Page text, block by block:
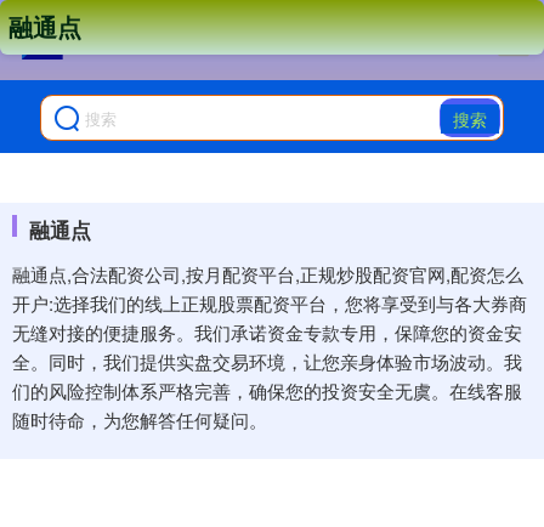
搜索
融通点
融通点,合法配资公司,按月配资平台,正规炒股配资官网,配资怎么
开户:选择我们的线上正规股票配资平台，您将享受到与各大券商
无缝对接的便捷服务。我们承诺资金专款专用，保障您的资金安
全。同时，我们提供实盘交易环境，让您亲身体验市场波动。我
们的风险控制体系严格完善，确保您的投资安全无虞。在线客服
随时待命，为您解答任何疑问。
融通点